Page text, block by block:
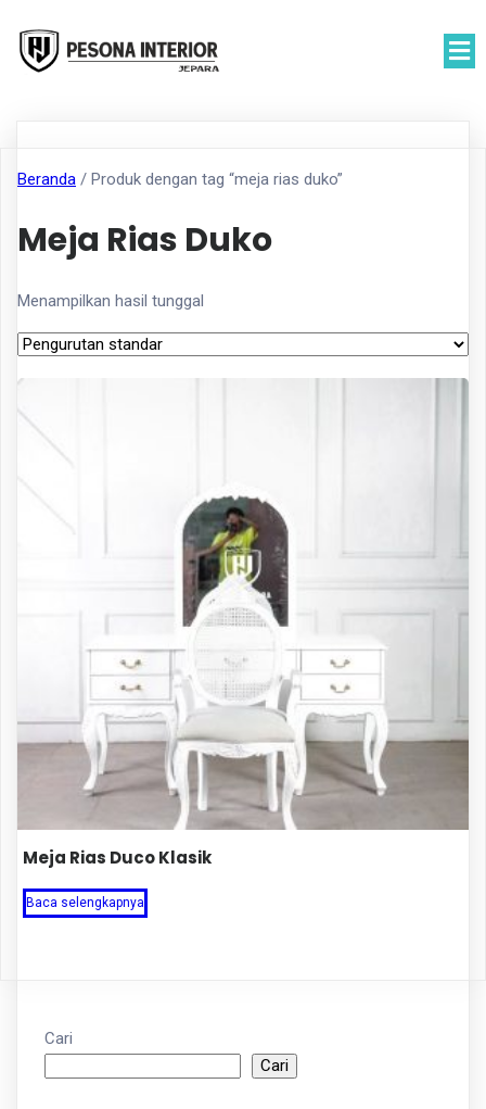
Beranda / Produk dengan tag “meja rias duko”
Meja Rias Duko
Menampilkan hasil tunggal
Meja Rias Duco Klasik
Baca selengkapnya
Cari
Cari